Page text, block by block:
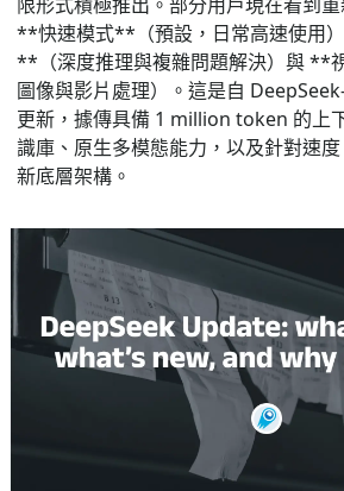
**快速模式**（預設，日常高速使用
**（深度推理與複雜問題解決）與 **
圖像與影片處理）。這是自
更新，據傳具備 1 million token 的上
識庫、原生多模態能力，以及針對速
新底層架構。